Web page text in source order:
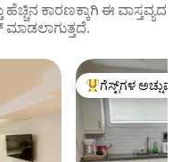
ಹೆಚ್ಚಿನ ಕಾರಣಕ್ಕಾಗಿ ಈ ವಾಸ್ತವ್ಯದ
ಮಾಡಲಾಗುತ್ತದೆ.
ಗೆಸ್ಟ್‌ಗಳಿಗೆ ಅತಿ ಹೆಚ್ಚು
ಗೆಸ್ಟ್‌ಗಳ